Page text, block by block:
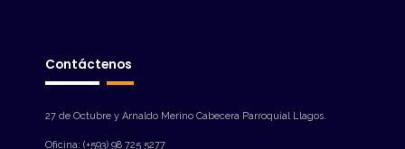
Contáctenos
27 de Octubre y Arnaldo Merino Cabecera Parroquial Llagos.
Oficina: (+593) 98 725 5277